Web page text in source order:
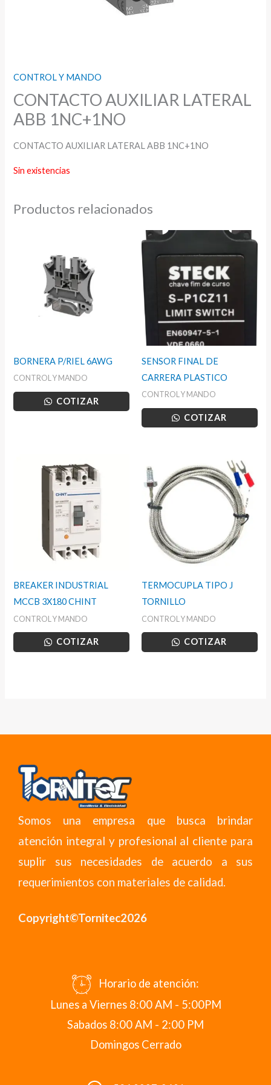
CONTROL Y MANDO
CONTACTO AUXILIAR LATERAL
ABB 1NC+1NO
CONTACTO AUXILIAR LATERAL ABB 1NC+1NO
Sin existencias
Productos relacionados
BORNERA P/RIEL 6AWG
CONTROL Y MANDO
COTIZAR
SENSOR FINAL DE
CARRERA PLASTICO
CONTROL Y MANDO
COTIZAR
BREAKER INDUSTRIAL
MCCB 3X180 CHINT
CONTROL Y MANDO
COTIZAR
TERMOCUPLA TIPO J
TORNILLO
CONTROL Y MANDO
COTIZAR
Somos una empresa que busca brindar
atención integral y profesional al cliente para
suplir sus necesidades de acuerdo a sus
requerimientos con materiales de calidad.
Copyright©Tornitec2026
Horario de atención:
Lunes a Viernes 8:00 AM - 5:00PM
Sabados 8:00 AM - 2:00 PM
Domingos Cerrado